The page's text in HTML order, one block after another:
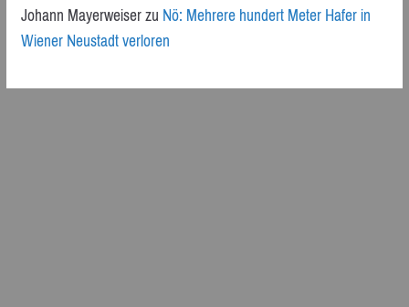
Johann MayerweiserzuNö: Mehrere hundert Meter Hafer in
Wiener Neustadt verloren